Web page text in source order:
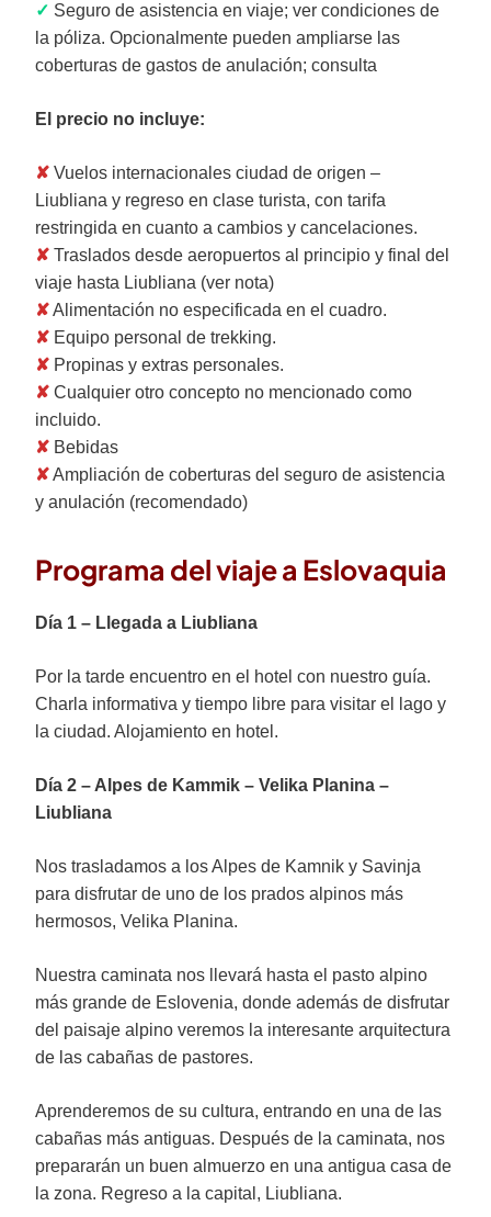
✓ Seguro de asistencia en viaje; ver condiciones de
la póliza. Opcionalmente pueden ampliarse las
coberturas de gastos de anulación; consulta
El precio no incluye:
✘ Vuelos internacionales ciudad de origen –
Liubliana y regreso en clase turista, con tarifa
restringida en cuanto a cambios y cancelaciones.
✘ Traslados desde aeropuertos al principio y final del
viaje hasta Liubliana (ver nota)
✘Alimentación no especificada en el cuadro.
✘ Equipo personal de trekking.
✘ Propinas y extras personales.
✘ Cualquier otro concepto no mencionado como
incluido.
✘ Bebidas
✘Ampliación de coberturas del seguro de asistencia
y anulación (recomendado)
Programa del viaje a Eslovaquia
Día 1 – Llegada a Liubliana
Por la tarde encuentro en el hotel con nuestro guía.
Charla informativa y tiempo libre para visitar el lago y
la ciudad. Alojamiento en hotel.
Día 2 – Alpes de Kammik – Velika Planina –
Liubliana
Nos trasladamos a los Alpes de Kamnik y Savinja
para disfrutar de uno de los prados alpinos más
hermosos, Velika Planina.
Nuestra caminata nos llevará hasta el pasto alpino
más grande de Eslovenia, donde además de disfrutar
del paisaje alpino veremos la interesante arquitectura
de las cabañas de pastores.
Aprenderemos de su cultura, entrando en una de las
cabañas más antiguas. Después de la caminata, nos
prepararán un buen almuerzo en una antigua casa de
la zona. Regreso a la capital, Liubliana.